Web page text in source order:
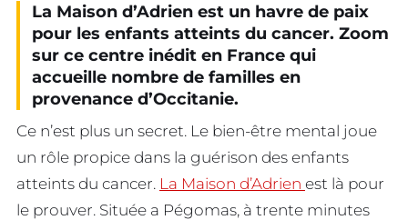
La Maison d’Adrien est un havre de paix
pour les enfants atteints du cancer. Zoom
sur ce centre inédit en France qui
accueille nombre de familles en
provenance d’Occitanie.
Ce n’est plus un secret. Le bien-être mental joue
un rôle propice dans la guérison des enfants
atteints du cancer. La Maison d’Adrien est là pour
le prouver. Située a Pégomas, à trente minutes